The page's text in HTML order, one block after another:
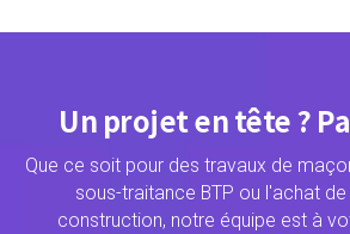
Un projet en tête ?
Que ce soit pour des travaux de
sous-traitance BTP ou l'achat
construction, notre équipe est à